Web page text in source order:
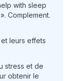
with sleep
Complement.
et leurs effets
stress et de
obtenir le